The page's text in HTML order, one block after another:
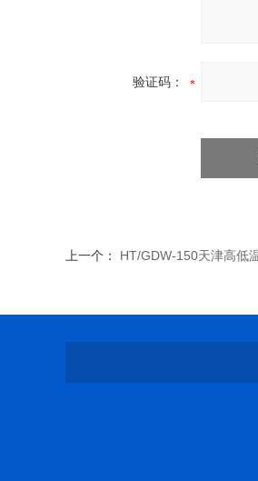
验证码：
上一个： HT/GDW-150天津高低